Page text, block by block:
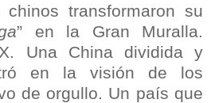
transformaron su
” en la Gran Muralla.
Una China dividida y
en la visión de los
de orgullo. Un país que